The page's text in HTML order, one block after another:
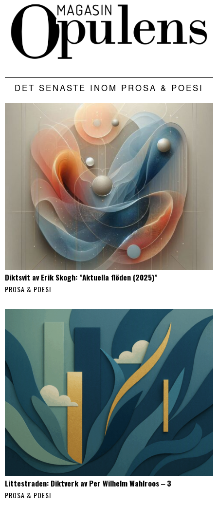
DET SENASTE INOM PROSA & POESI
Diktsvit av Erik Skogh: ”Aktuella flöden (2025)”
PROSA & POESI
Littestraden: Diktverk av Per Wilhelm Wahlroos ‒ 3
PROSA & POESI